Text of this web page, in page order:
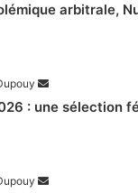
arbitrale,
: une sélection